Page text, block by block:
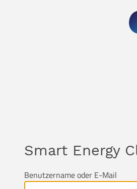
Smart Energy
Benutzername oder E-Mail